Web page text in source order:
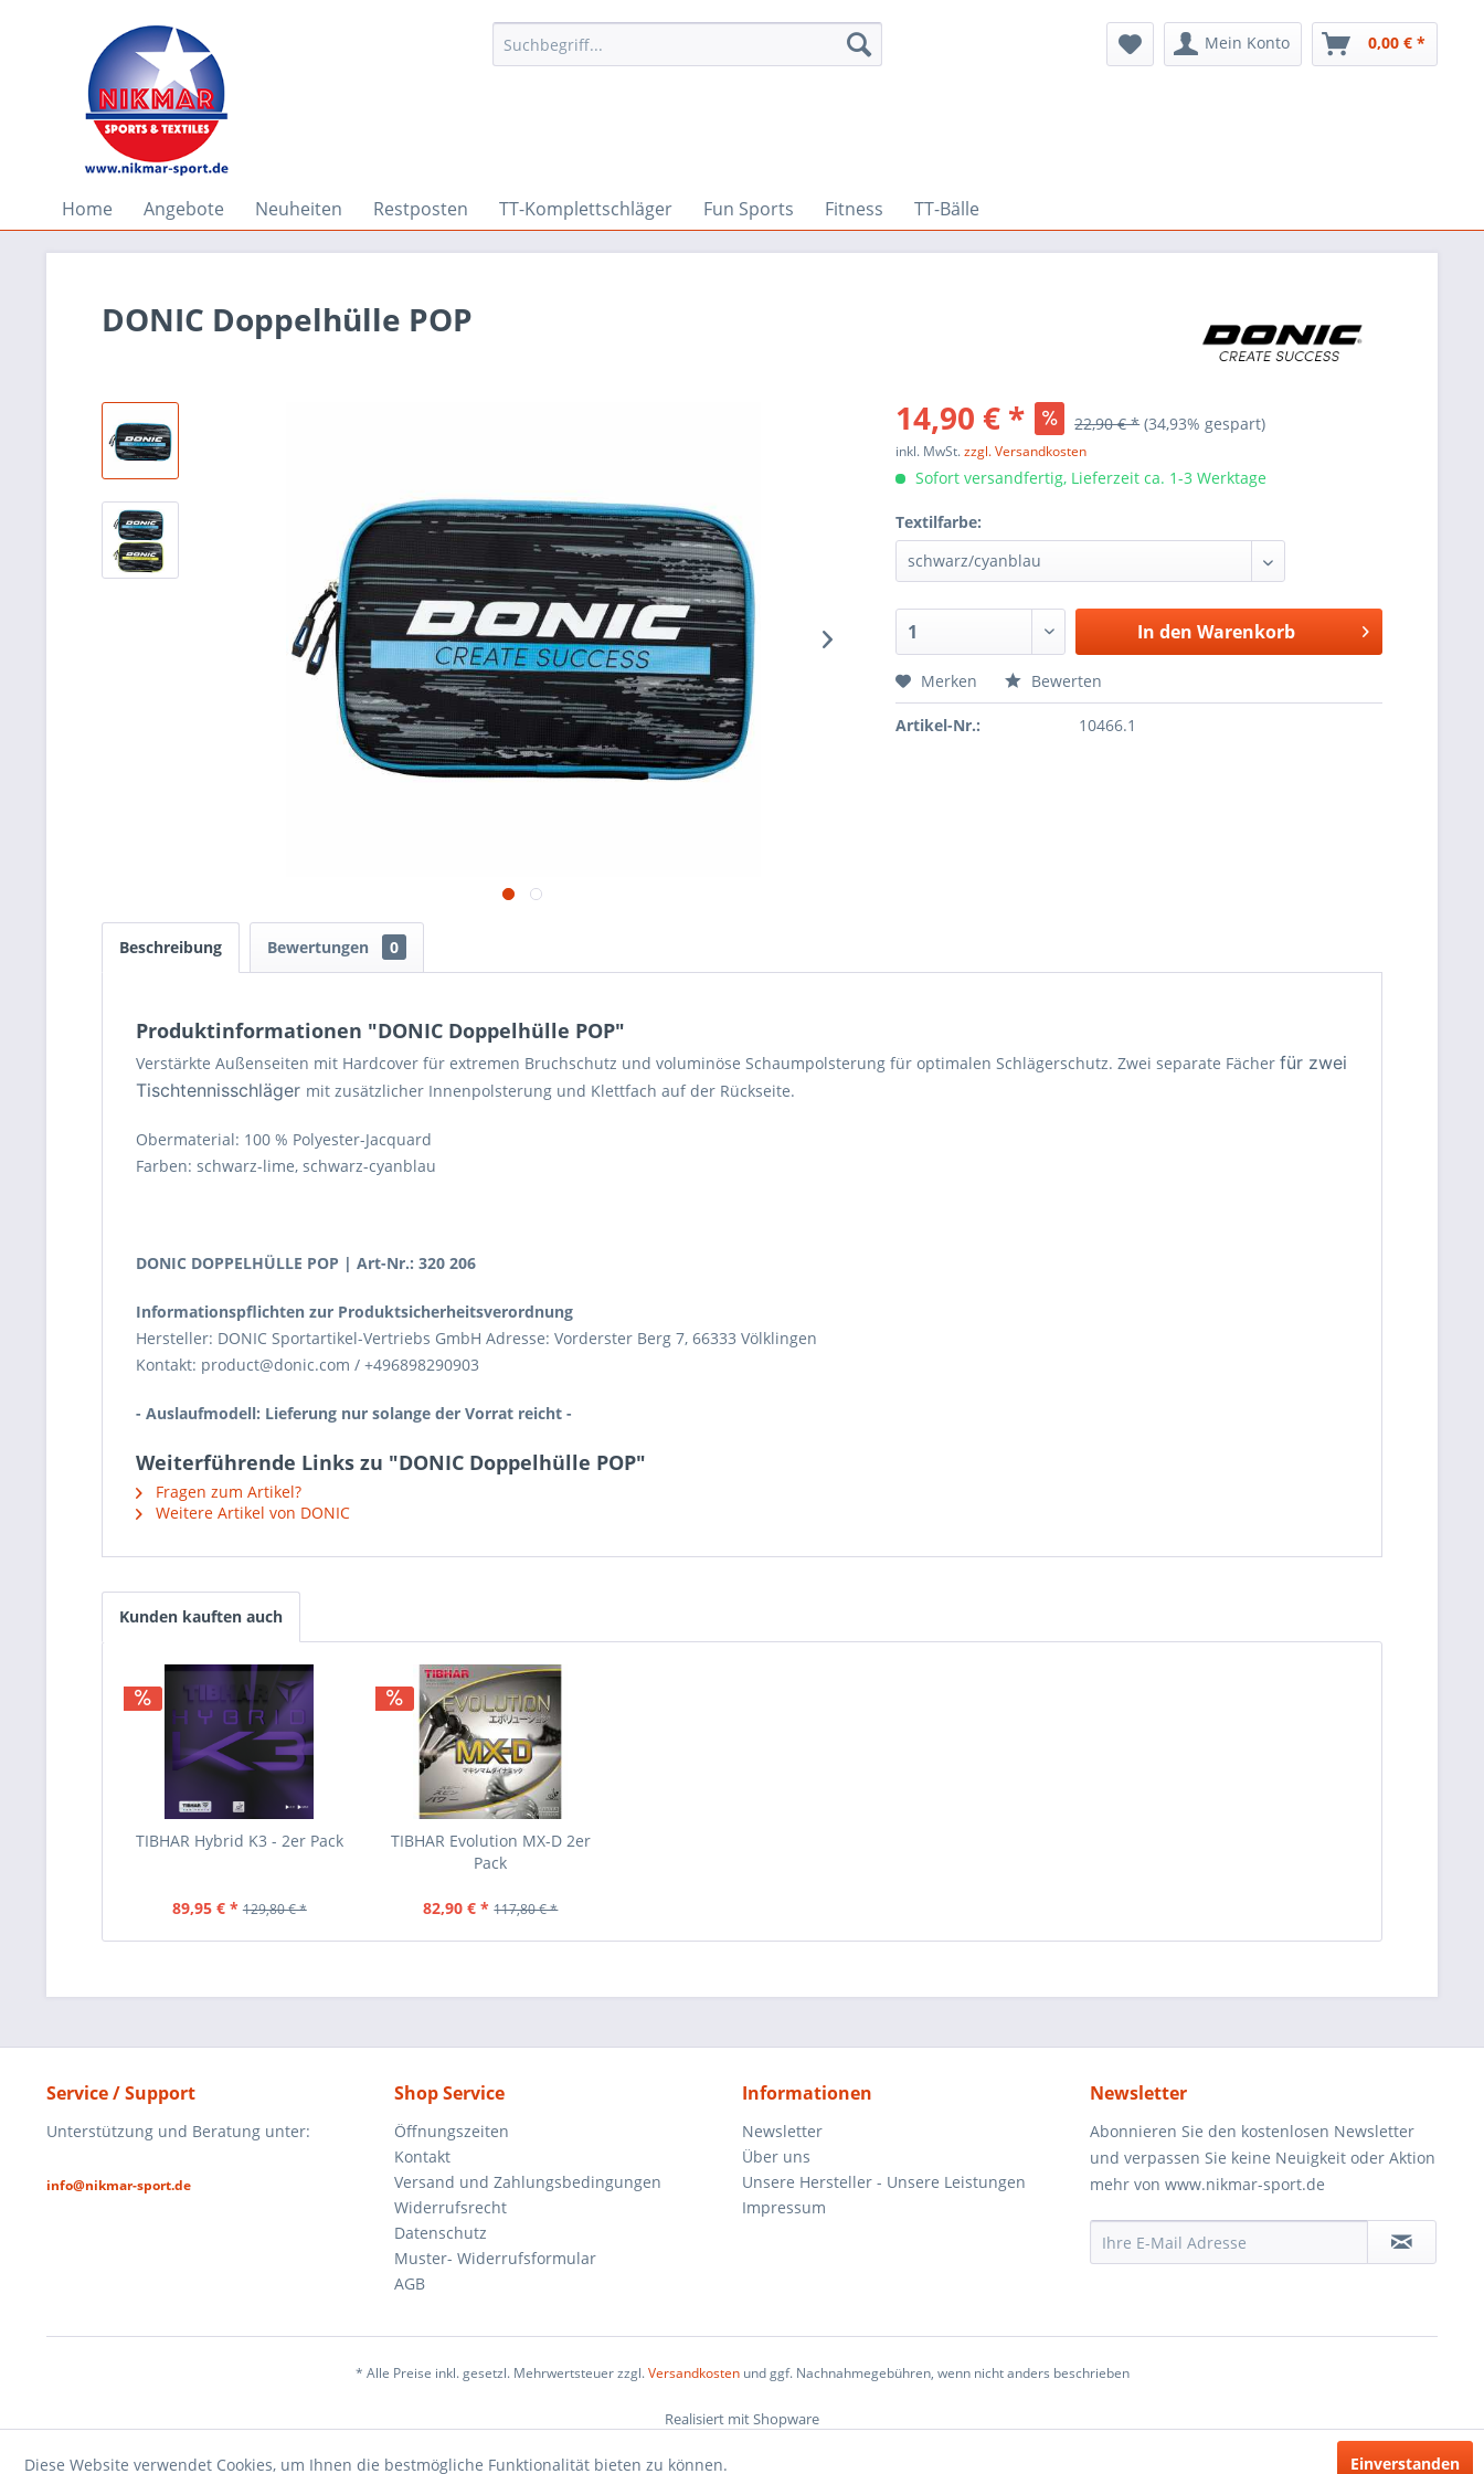
Mein Konto 0,00 € *
Home Angebote Neuheiten Restposten TT-Komplettschläger Fun Sports Fitness TT-Bälle
DONIC Doppelhülle POP
14,90 € * 22,90 € * (34,93% gespart)
inkl. MwSt.zzgl. Versandkosten
Sofort versandfertig, Lieferzeit ca. 1-3 Werktage
Textilfarbe:
In den Warenkorb
Merken Bewerten
Artikel-Nr.: 10466.1
Beschreibung Bewertungen 0
Produktinformationen "DONIC Doppelhülle POP"
Verstärkte Außenseiten mit Hardcover für extremen Bruchschutz und voluminöse Schaumpolsterung für optimalen Schlägerschutz. Zwei separate Fächer für zwei
Tischtennisschläger mit zusätzlicher Innenpolsterung und Klettfach auf der Rückseite.
Obermaterial: 100 % Polyester-Jacquard
Farben: schwarz-lime, schwarz-cyanblau
DONIC DOPPELHÜLLE POP | Art-Nr.: 320 206
Informationspflichten zur Produktsicherheitsverordnung
Hersteller: DONIC Sportartikel-Vertriebs GmbH Adresse: Vorderster Berg 7, 66333 Völklingen
Kontakt: product@donic.com / +496898290903
- Auslaufmodell: Lieferung nur solange der Vorrat reicht -
Weiterführende Links zu "DONIC Doppelhülle POP"
Fragen zum Artikel?
Weitere Artikel von DONIC
Kunden kauften auch
TIBHAR Hybrid K3 - 2er Pack
89,95 € * 129,80 € *
TIBHAR Evolution MX-D 2er
Pack
82,90 € * 117,80 € *
Service / Support
Unterstützung und Beratung unter:
info@nikmar-sport.de
Shop Service
Öffnungszeiten
Kontakt
Versand und Zahlungsbedingungen
Widerrufsrecht
Datenschutz
Muster- Widerrufsformular
AGB
Informationen
Newsletter
Über uns
Unsere Hersteller - Unsere Leistungen
Impressum
Newsletter
Abonnieren Sie den kostenlosen Newsletter
und verpassen Sie keine Neuigkeit oder Aktion
mehr von www.nikmar-sport.de
* Alle Preise inkl. gesetzl. Mehrwertsteuer zzgl.Versandkostenund ggf. Nachnahmegebühren, wenn nicht anders beschrieben
Realisiert mit Shopware
Diese Website verwendet Cookies, um Ihnen die bestmögliche Funktionalität bieten zu können. Einverstanden